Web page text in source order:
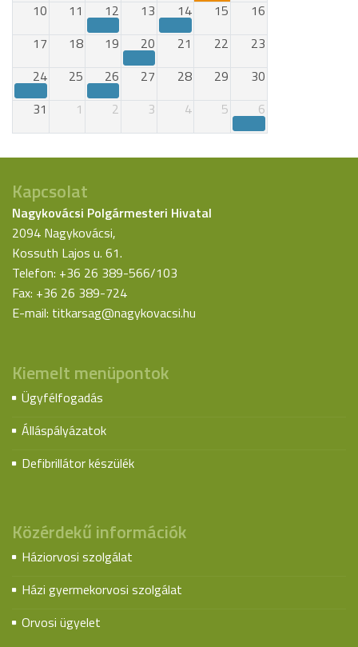
10
11 12 13 14 15
16
17
18 19 20 21 22
23
24
25 26 27 28 29
30
31
1 2 3 4 5 6
Kapcsolat
Nagykovácsi Polgármesteri Hivatal
2094 Nagykovácsi,
Kossuth Lajos u. 61.
Telefon: +36 26 389-566/103
Fax: +36 26 389-724
E-mail: titkarsag@nagykovacsi.hu
Kiemelt menüpontok
Ügyfélfogadás
Álláspályázatok
Defibrillátor készülék
Közérdekű információk
Háziorvosi szolgálat
Házi gyermekorvosi szolgálat
Orvosi ügyelet